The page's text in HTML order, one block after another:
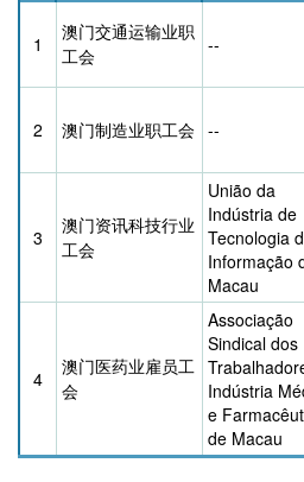
1
澳门交通运输业职
工会
--
2 澳门制造业职工会 --
3
澳门资讯科技行业
工会
União da
Indústria de
Tecnologia
Informação
Macau
4
澳门医药业雇员工
会
Associação
Sindical dos
Indústria
e
de Macau